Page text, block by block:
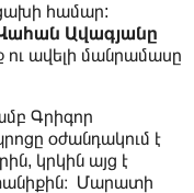
համար:
Ավագյանը
ու ավելի մանրամասը
Գրիգոր
օժանդակում է
կրկին այց է
Մարատի